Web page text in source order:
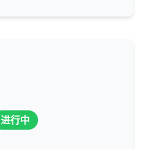
进行中